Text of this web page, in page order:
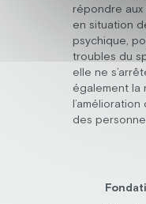
répondre
en situation
psychique,
troubles du
elle ne
également la
l’amélioration
des